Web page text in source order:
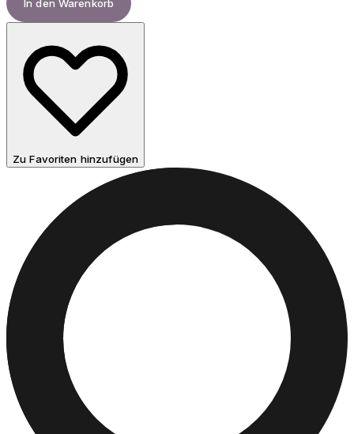
In den Warenkorb
Zu Favoriten hinzufügen